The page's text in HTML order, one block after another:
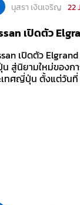
นุสรา เงินเจริญ 22
เปิดตัว
เปิดตัว
สู่นิยามใหม่ของกา
เทศญี่ปุ่น ตั้งแต่วันที่